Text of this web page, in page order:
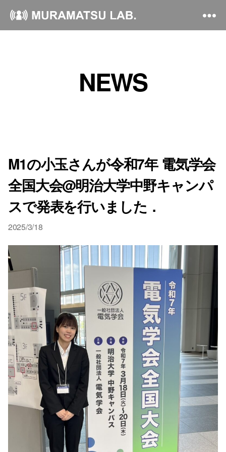
NEWS
M1の小玉さんが令和7年 電気学会
全国大会@明治大学中野キャンパ
スで発表を行いました．
2025/3/18